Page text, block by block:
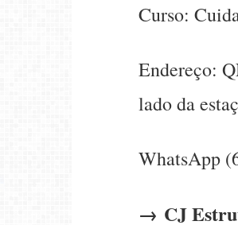
Curso:
Endereço:
lado da
WhatsApp
→ CJ